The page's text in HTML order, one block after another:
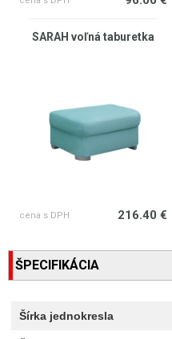
SARAH voľná taburetka
cena s DPH 216.40 €
ŠPECIFIKÁCIA
Šírka jednokresla